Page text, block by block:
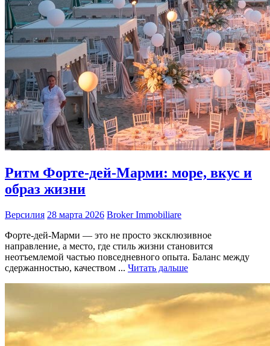
Ритм Форте-дей-Марми: море, вкус и
образ жизни
Версилия 28 марта 2026 Broker Immobiliare
Форте-дей-Марми — это не просто эксклюзивное
направление, а место, где стиль жизни становится
неотъемлемой частью повседневного опыта. Баланс между
сдержанностью, качеством ... Читать дальше